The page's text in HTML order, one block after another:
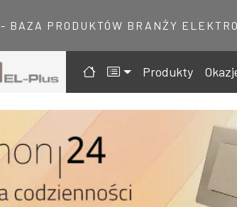
- BAZA PRODUKTÓW BRANŻY
Produkty